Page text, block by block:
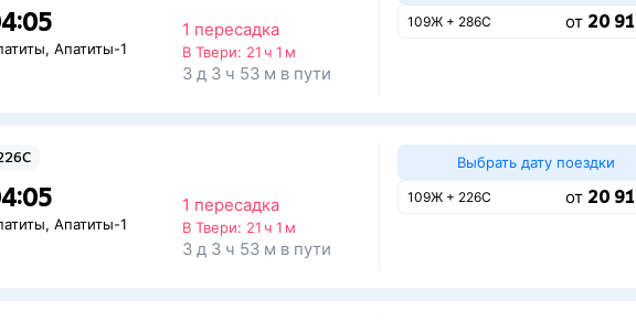
,Апатиты-1
1 пересадка
В Твери: 21 ч 1 м
3 д 3 ч 53 м в пути
109Ж + 286С от 20
,Апатиты-1
1 пересадка
В Твери: 21 ч 1 м
3 д 3 ч 53 м в пути
Выбрать дату поездки
109Ж + 226С от 20